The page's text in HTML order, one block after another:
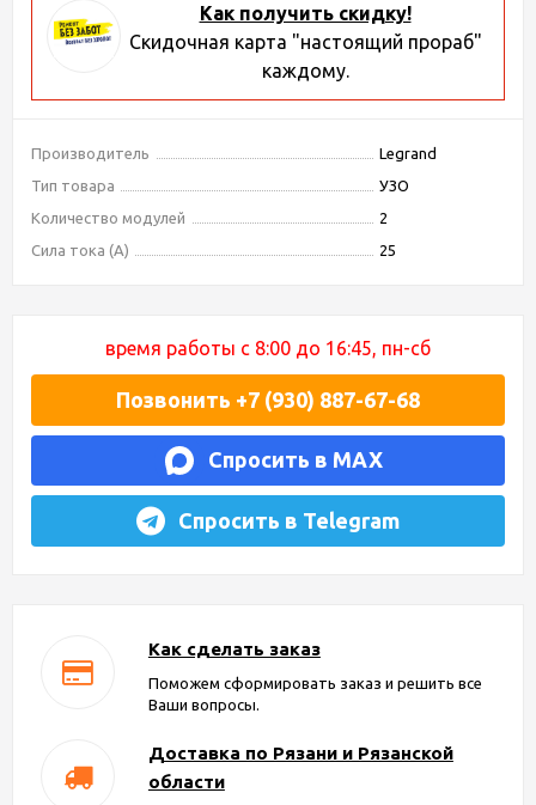
Как получить скидку!
Скидочная карта "настоящий прораб"
каждому.
Производитель
Legrand
Тип товара
УЗО
Количество модулей
2
Сила тока (А)
25
время работы с 8:00 до 16:45, пн-сб
Позвонить +7 (930) 887-67-68
Спросить в MAX
Спросить в Telegram
Как сделать заказ
Поможем сформировать заказ и решить все
Ваши вопросы.
Доставка по Рязани и Рязанской
области